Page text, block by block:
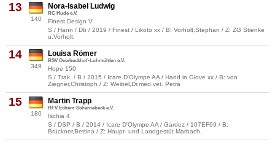
13
140
Nora-Isabel Ludwig
RC Hude e.V.
Finest Design V
S / Hann / Db / 2019 / Finest / Likoto xx / B: Vorholt,Stephan / Z: ZG Stienke
u.Vorholt,
14
349
Louisa Römer
RSV Overbeckhof-Luhmühlen e.V.
Hope 150
S / Trak. / B / 2015 / Icare D'Olympe AA / Hand in Glove xx / B: von
Ziegner,Christoph / Z: Weibel,Dr.med.vet. Petra
15
180
Martin Trapp
RFV Echem-Scharnebeck e.V.
Ischia 4
S / DSP / B / 2014 / Icare D'Olympe AA / Gardez / 107EF69 / B:
Brückner,Bettina / Z: Haupt- und Landgestüt Marbach,